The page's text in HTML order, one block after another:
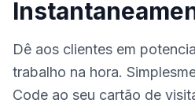
Dê aos clientes em
trabalho na hora.
Code ao seu cartão de